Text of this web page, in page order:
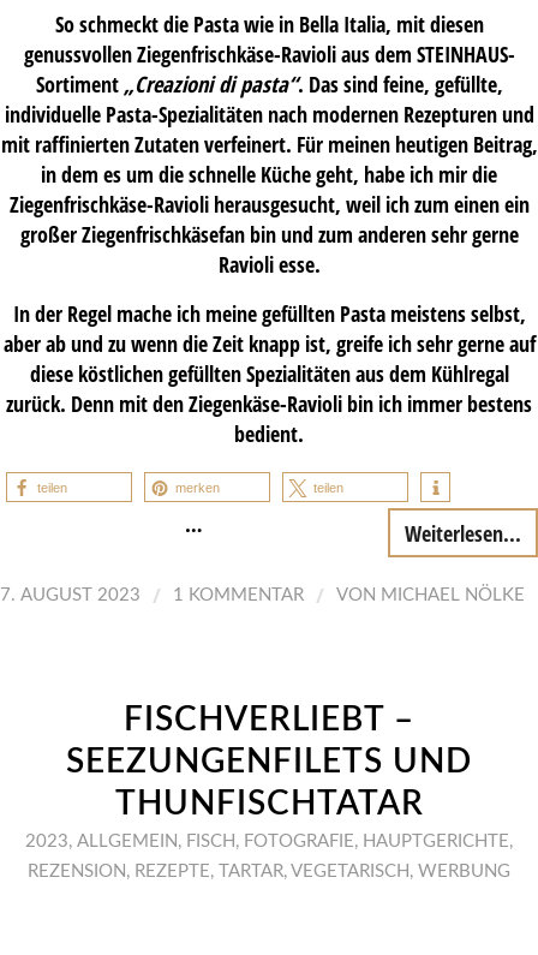
So schmeckt die Pasta wie in Bella Italia, mit diesen
genussvollen Ziegenfrischkäse-Ravioli aus dem STEINHAUS-
Sortiment „Creazioni di pasta“. Das sind feine, gefüllte,
individuelle Pasta-Spezialitäten nach modernen Rezepturen und
mit raffinierten Zutaten verfeinert. Für meinen heutigen Beitrag,
in dem es um die schnelle Küche geht, habe ich mir die
Ziegenfrischkäse-Ravioli herausgesucht, weil ich zum einen ein
großer Ziegenfrischkäsefan bin und zum anderen sehr gerne
Ravioli esse.
In der Regel mache ich meine gefüllten Pasta meistens selbst,
aber ab und zu wenn die Zeit knapp ist, greife ich sehr gerne auf
diese köstlichen gefüllten Spezialitäten aus dem Kühlregal
zurück. Denn mit den Ziegenkäse-Ravioli bin ich immer bestens
bedient.
teilen merken teilen
… Weiterlesen...
7. AUGUST 2023 / 1 KOMMENTAR / VON MICHAEL NÖLKE
FISCHVERLIEBT –
SEEZUNGENFILETS UND
THUNFISCHTATAR
2023, ALLGEMEIN , FISCH , FOTOGRAFIE, HAUPTGERICHTE,
REZENSION , REZEPTE, TARTAR, VEGETARISCH , WERBUNG